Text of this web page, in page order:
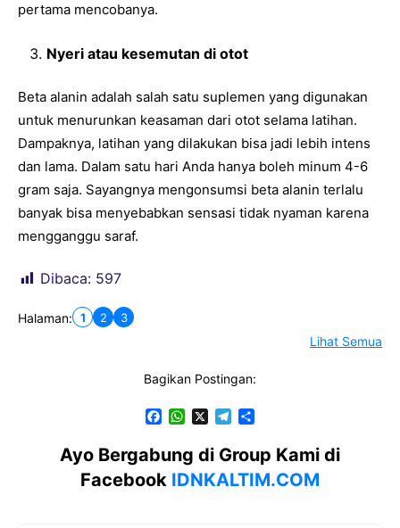
pertama mencobanya.
Nyeri atau kesemutan di otot
Beta alanin adalah salah satu suplemen yang digunakan
untuk menurunkan keasaman dari otot selama latihan.
Dampaknya, latihan yang dilakukan bisa jadi lebih intens
dan lama. Dalam satu hari Anda hanya boleh minum 4-6
gram saja. Sayangnya mengonsumsi beta alanin terlalu
banyak bisa menyebabkan sensasi tidak nyaman karena
mengganggu saraf.
Dibaca: 597
Halaman: 1 2 3
Lihat Semua
Bagikan Postingan:
F
c
e
b
W
a
t
s
X
T
l
e
g
a
r
e
Ayo Bergabung di Group Kami di
Facebook IDNKALTIM.COM